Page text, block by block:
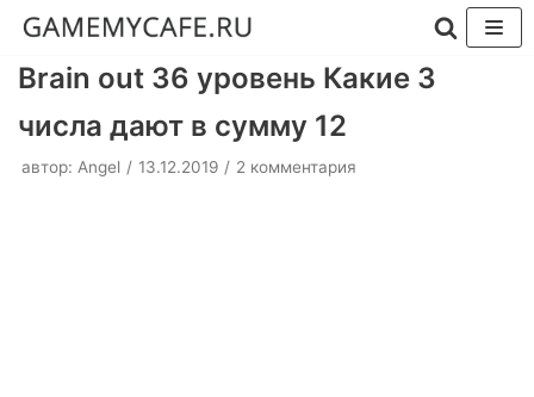
Перейти
содержимому
Brain out 36 уровень Какие 3
числа дают в сумму 12
автор: Angel 13.12.2019 2 комментария